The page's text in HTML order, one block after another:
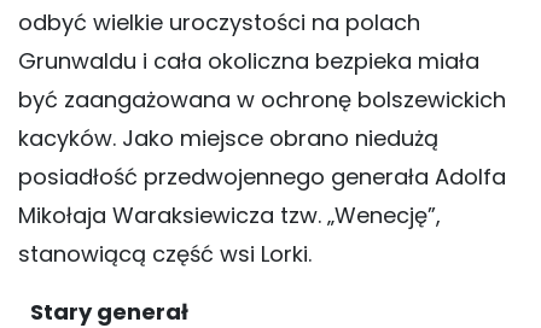
odbyć wielkie uroczystości na polach
Grunwaldu i cała okoliczna bezpieka miała
być zaangażowana w ochronę bolszewickich
kacyków. Jako miejsce obrano niedużą
posiadłość przedwojennego generała Adolfa
Mikołaja Waraksiewicza tzw. „Wenecję”,
stanowiącą część wsi Lorki.
Stary generał